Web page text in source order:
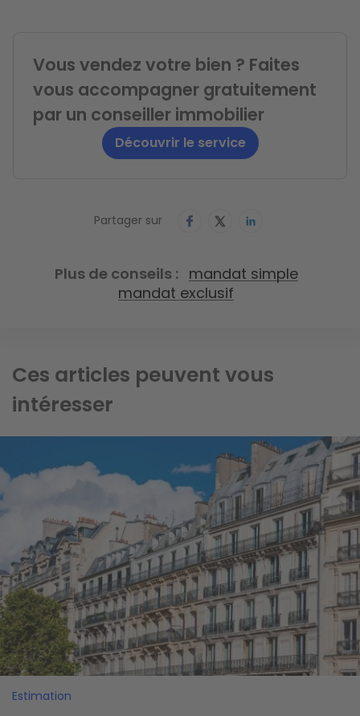
Vous vendez votre bien ? Faites
vous accompagner gratuitement
par un conseiller immobilier
Découvrir le service
Partager sur
Plus de conseils
mandat simple
mandat exclusif
Ces articles peuvent vous
intéresser
Estimation